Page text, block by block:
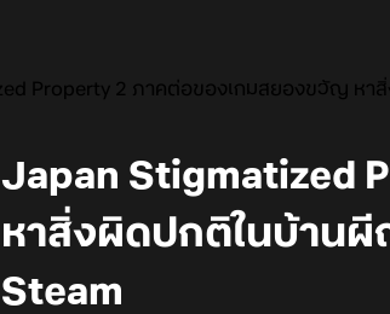
Property 2 ภาคต่อของเกมสยองขวัญ หา
Japan Stigmatized
หาสิ่งผิดปกติในบ้านผี
Steam